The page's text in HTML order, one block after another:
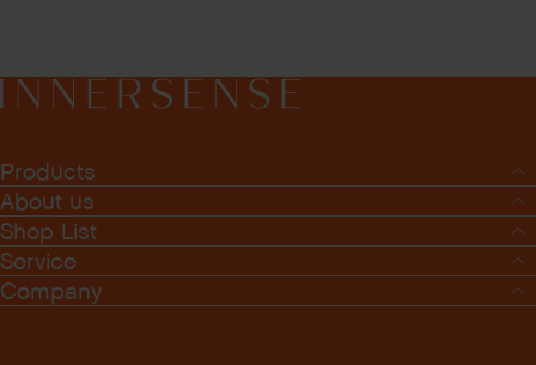
Products
About us
Shop List
Service
Company